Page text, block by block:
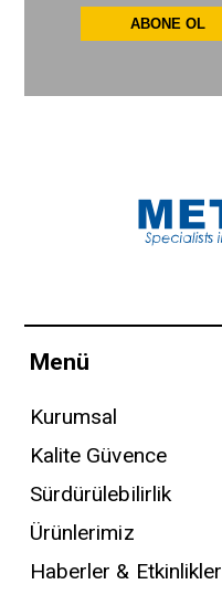
ABONE OL
Menü
Kurumsal
Kalite Güvence
Sürdürülebilirlik
Ürünlerimiz
Haberler & Etkinlikler